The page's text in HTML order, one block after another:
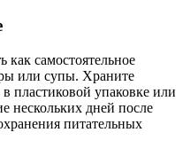
самостоятельное
или супы. Храните
пластиковой упаковке или
нескольких дней после
питательных